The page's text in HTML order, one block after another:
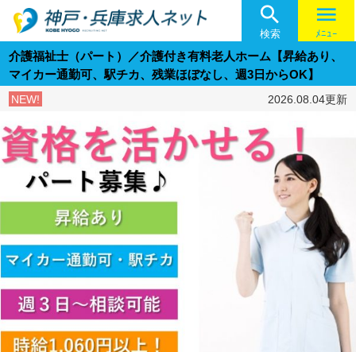

検索
menu
ﾒﾆｭｰ
介護福祉士（パート）／介護付き有料老人ホーム【昇給あり、
マイカー通勤可、駅チカ、残業ほぼなし、週3日からOK】
NEW! 2026.08.04更新